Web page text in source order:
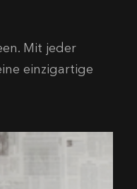
Mit jeder
einzigartige